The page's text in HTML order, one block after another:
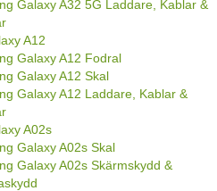
Galaxy A32 5G Laddare, Kablar &
A12
Galaxy A12 Fodral
Galaxy A12 Skal
Galaxy A12 Laddare, Kablar &
A02s
Galaxy A02s Skal
Galaxy A02s Skärmskydd &